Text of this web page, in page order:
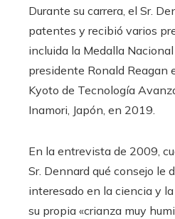
Durante su carrera, el Sr.
patentes y recibió varios
incluida la Medalla
presidente Ronald Reagan
Kyoto de Tecnología
Inamori, Japón, en 2019.
En la entrevista de 2009,
Sr. Dennard qué consejo le
interesado en la ciencia y
su propia «crianza muy